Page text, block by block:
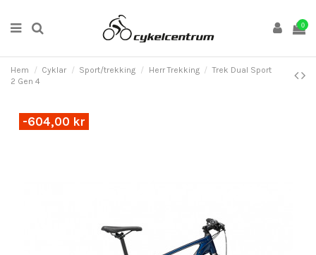
0
Hem Cyklar Sport/trekking Herr Trekking
Trek Dual Sport
2 Gen 4
-604,00 kr